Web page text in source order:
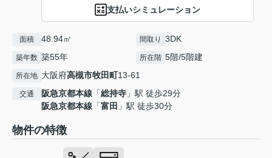
支払いシミュレーション
面積 48.94㎡ 間取り 3DK
築年数 築55年 所在階 5階/5階建
所在地 大阪府高槻市牧田町13-61
交通 阪急京都本線 「総持寺 」駅 徒歩29分
阪急京都本線 「富田 」駅 徒歩30分
物件の特徴